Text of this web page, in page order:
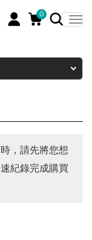
0
，請先將您想
紀錄完成購買